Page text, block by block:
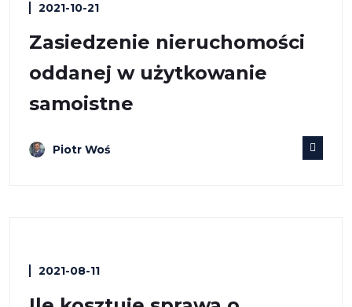
2021-10-21
Zasiedzenie nieruchomości
oddanej w użytkowanie
samoistne
Piotr Woś
2021-08-11